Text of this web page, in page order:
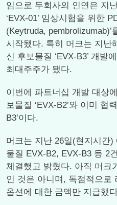
임으로 두회사의 인연은 지
‘EVX-01’ 임상시험을 위한
(Keytruda,
시작됐다. 특히 머크는 지난
신 후보물질 ‘EVX-B3’ 개발
최대주주가 됐다.
이번에 파트너십 개발 대상
보물질 ‘EVX-B2’와 이미 협
B3’이다.
머크는 지난 26일(현지시간
물질 EVX-B2, EVX-B3 등 2
체결했고 밝혔다. 아직 머크
인 것은 아니며, 독점적으로
옵션에 대한 금액만 지급했